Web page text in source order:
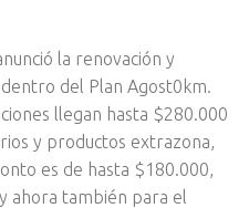
la renovación y
del Plan Agost0km.
llegan hasta $280.000
y productos extrazona,
es de hasta $180.000,
ahora también para el